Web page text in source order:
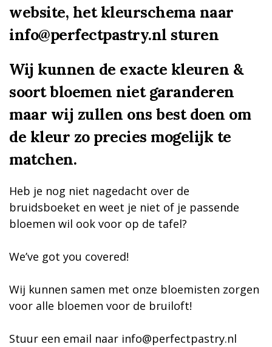
website, het kleurschema naar
info@perfectpastry.nl sturen
Wij kunnen de exacte kleuren &
soort bloemen niet garanderen
maar wij zullen ons best doen om
de kleur zo precies mogelijk te
matchen.
Heb je nog niet nagedacht over de
bruidsboeket en weet je niet of je passende
bloemen wil ook voor op de tafel?
We’ve got you covered!
Wij kunnen samen met onze bloemisten zorgen
voor alle bloemen voor de bruiloft!
Stuur een email naar info@perfectpastry.nl